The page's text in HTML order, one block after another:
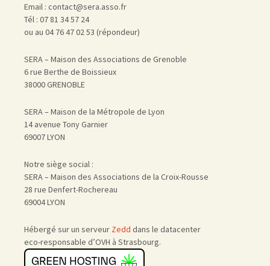
Email : contact@sera.asso.fr
Tél : 07 81 34 57 24
ou au 04 76 47 02 53 (répondeur)
SERA – Maison des Associations de Grenoble
6 rue Berthe de Boissieux
38000 GRENOBLE
SERA – Maison de la Métropole de Lyon
14 avenue Tony Garnier
69007 LYON
Notre siège social :
SERA – Maison des Associations de la Croix-Rousse
28 rue Denfert-Rochereau
69004 LYON
Hébergé sur un serveur Zedd dans le datacenter
eco-responsable d’OVH à Strasbourg.